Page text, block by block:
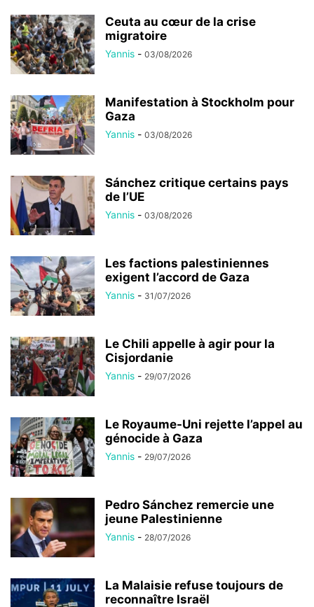
Ceuta au cœur de la crise
migratoire
Yannis - 03/08/2026
Manifestation à Stockholm pour
Gaza
Yannis - 03/08/2026
Sánchez critique certains pays
de l’UE
Yannis - 03/08/2026
Les factions palestiniennes
exigent l’accord de Gaza
Yannis - 31/07/2026
Le Chili appelle à agir pour la
Cisjordanie
Yannis - 29/07/2026
Le Royaume-Uni rejette l’appel au
génocide à Gaza
Yannis - 29/07/2026
Pedro Sánchez remercie une
jeune Palestinienne
Yannis - 28/07/2026
La Malaisie refuse toujours de
reconnaître Israël